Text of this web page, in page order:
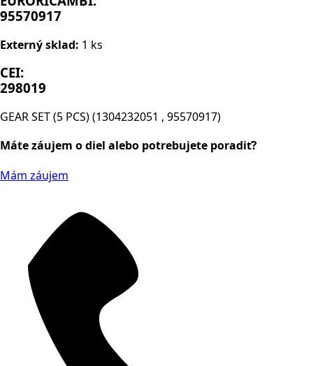
95570917
Externý sklad: 1 ks
CEI:
298019
GEAR SET (5 PCS) (1304232051 , 95570917)
Máte záujem o diel alebo potrebujete poradiť?
Mám záujem